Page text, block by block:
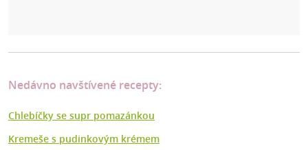
Nedávno navštívené recepty:
Chlebíčky se supr pomazánkou
Kremeše s pudinkovým krémem